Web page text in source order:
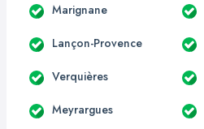
Marignane
Lançon-Provence
Verquières
Meyrargues